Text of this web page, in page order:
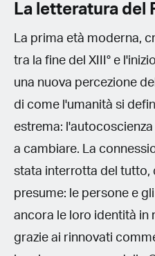
La letteratura del
La prima età moderna,
tra la fine del XIII° e
una nuova percezione
di come l'umanità si
estrema:
a cambiare. La
stata interrotta del tutto,
presume: le persone e
ancora le loro identità in
grazie ai rinnovati